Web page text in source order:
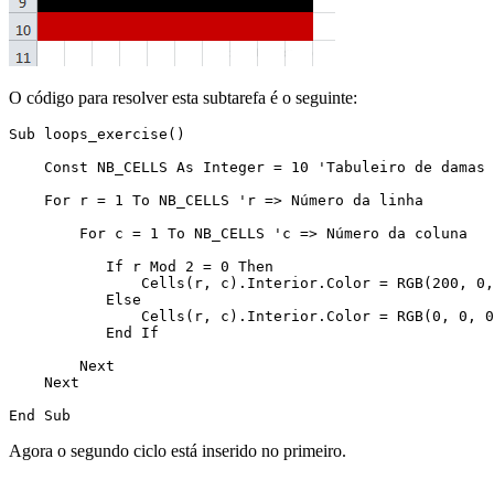
O código para resolver esta subtarefa é o seguinte:
Sub loops_exercise()
Const NB_CELLS As Integer = 10 'Tabuleiro de damas
    For r = 1 To NB_CELLS 'r => Número da linha
        For c = 1 To NB_CELLS 'c => Número da coluna
           If r Mod 2 = 0 Then
Cells(r, c).Interior.Color = RGB(200,
           Else
Cells(r, c).Interior.Color = RGB(0, 0,
           End If
        Next
    Next
Agora o segundo ciclo está inserido no primeiro.